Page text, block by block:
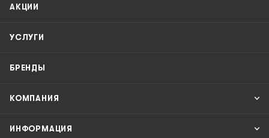
АКЦИИ
УСЛУГИ
БРЕНДЫ
КОМПАНИЯ
ИНФОРМАЦИЯ